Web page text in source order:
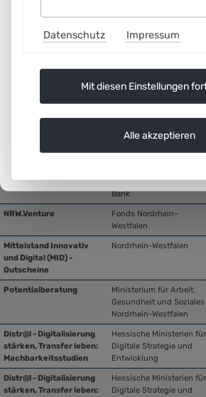
Förderung des Ausbaus
der wirtschaftsnahen
Forschungsergebnissen
Baden-Württemberg
Baden-Württemberg & L-
Bank
NRW.Venture
Fonds Nordrhein-
Westfalen
Mittelstand Innovativ
und Digital (MID) -
Gutscheine
Nordrhein-Westfalen
Potentialberatung
Ministerium für Arbeit,
Gesundheit und Soziales
Nordrhein-Westfalen
Distr@l - Digitalisierung
stärken, Transfer leben:
Machbarkeitsstudien
Hessische Ministerien für
Digitale Strategie und
Entwicklung
Distr@l - Digitalisierung
stärken, Transfer leben:
Hessische Ministerien für
Digitale Strategie und
Datenschutz Impressum
Mit diesen Einstellungen
Alle akzeptieren